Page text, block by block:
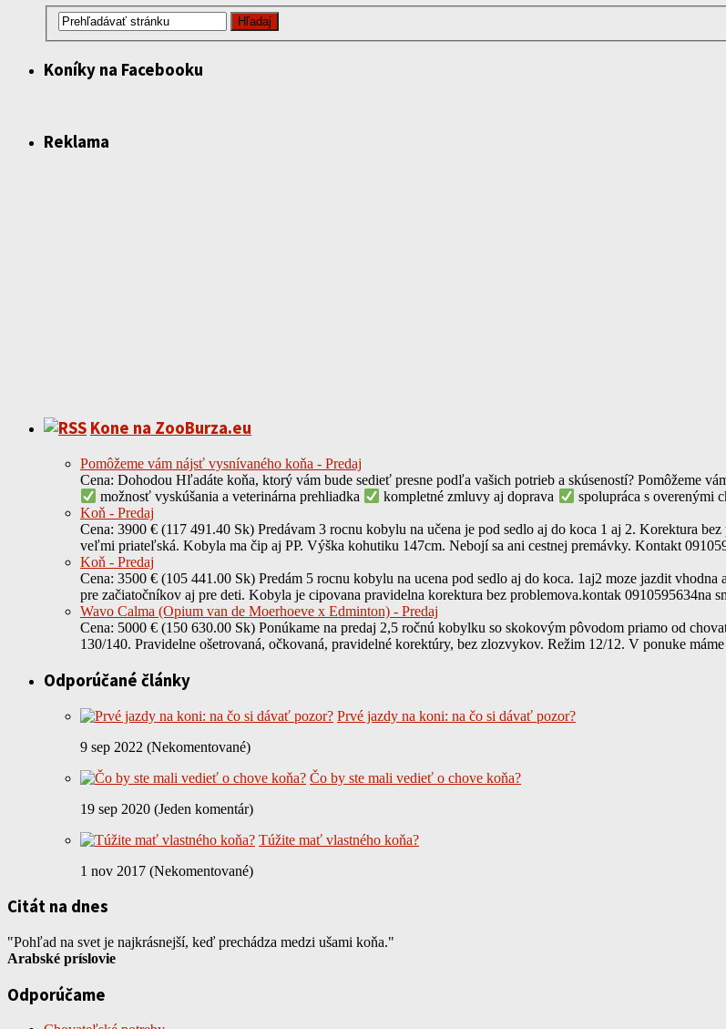
Koníky na Facebooku
Reklama
Kone na ZooBurza.eu
Pomôžeme vám nájsť vysnívaného koňa - Predaj
Cena: Dohodou Hľadáte koňa, ktorý vám bude sedieť presne podľa vašich potrieb a skúseností? Pomôžeme
možnosť vyskúšania a veterinárna prehliadka
kompletné zmluvy aj doprava
spolupráca s overenými
Koň - Predaj
Cena: 3900 € (117 491.40 Sk) Predávam 3 rocnu kobylu na učena je pod sedlo aj do koca 1 aj 2. Korektura
veľmi priateľská. Kobyla ma čip aj PP. Výška kohutiku 147cm. Nebojí sa ani cestnej premávky. Kontakt
Koň - Predaj
Cena: 3500 € (105 441.00 Sk) Predám 5 rocnu kobylu na ucena pod sedlo aj do koca. 1aj2 moze jazdit
pre začiatočníkov aj pre deti. Kobyla je cipovana pravidelna korektura bez problemova.kontak 0910595634na
Wavo Calma (Opium van de Moerhoeve x Edminton) - Predaj
Cena: 5000 € (150 630.00 Sk) Ponúkame na predaj 2,5 ročnú kobylku so skokovým pôvodom priamo od
130/140. Pravidelne ošetrovaná, očkovaná, pravidelné korektúry, bez zlozvykov. Režim 12/12. V ponuke
Odporúčané články
Prvé jazdy na koni: na čo si dávať pozor?
9 sep 2022 (Nekomentované)
Čo by ste mali vedieť o chove koňa?
19 sep 2020 (Jeden komentár)
Túžite mať vlastného koňa?
1 nov 2017 (Nekomentované)
Citát na dnes
"Pohľad na svet je najkrásnejší, keď prechádza medzi ušami koňa."
Arabské príslovie
Odporúčame